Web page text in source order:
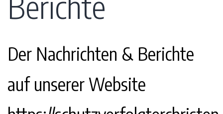
Der Nachrichten & Berichte
auf unserer Website